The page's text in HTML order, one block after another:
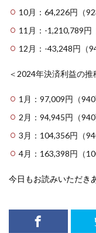
10月：64,226円（
11月：-1,210,789円
12月：-43,248円（
＜2024年決済利益の推
1月：97,009円（940
2月：94,945円（940
3月：104,356円（
4月：163,398円（
今日もお読みいただき